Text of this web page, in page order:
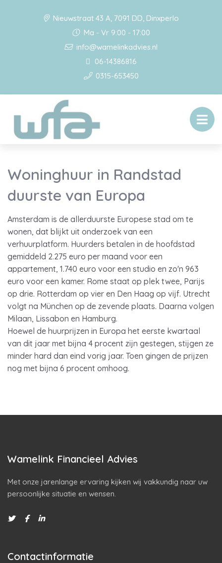
Nieuwstraat 43 A, 7091 DD, Dinxperlo
Ma - Vr 9:00 - 17:00
info@wamelinkadvies.nl
06-14386816
0315-653450
Woninghuur in Randstad
duurste van Europa
Amsterdam is de allerduurste Europese stad om te
wonen, dat blijkt uit onderzoek van een
verhuurplatform. Huurders betalen in de hoofdstad
gemiddeld 2.275 euro per maand voor een
appartement, 1.740 euro voor een studio en zo'n 963
euro voor een kamer. Rome staat op plek twee, Parijs
op drie. Rotterdam op vier en Den Haag op vijf. Utrecht
volgt na München op de zevende plaats. Daarna volgen
Milaan, Lissabon en Hamburg.
Hoewel de huurprijzen in Europa het eerste kwartaal
van dit jaar met bijna 4 procent zijn gestegen, stijgen ze
minder hard dan eind vorig jaar. Toen gingen de prijzen
nog met bijna 6 procent omhoog.
Wamelink Financieel Advies
Met onze jarenlange ervaring kijken wij vakkundig naar uw
persoonlijke situatie en wensen.
Contactinformatie